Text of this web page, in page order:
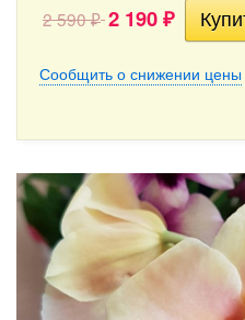
2 590₽ 2 190 ₽
Сообщить о снижении цены